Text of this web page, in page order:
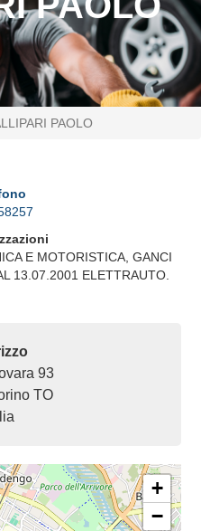
PAOLO
E MOTORISTICA, GANCI
13.07.2001 ELETTRAUTO.
93
TO
+
−